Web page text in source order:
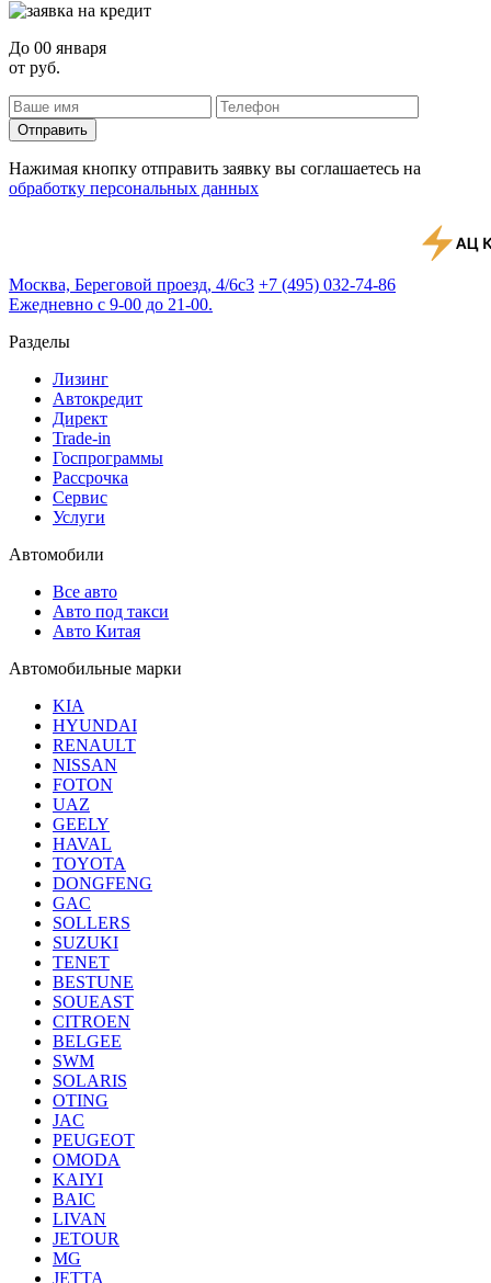
До 00 января
от руб.
Отправить
Нажимая кнопку отправить заявку вы соглашаетесь на
обработку персональных данных
Москва, Береговой проезд, 4/6с3 +7 (495) 032-74-86
Ежедневно с 9-00 до 21-00.
Разделы
Лизинг
Автокредит
Директ
Trade-in
Госпрограммы
Рассрочка
Сервис
Услуги
Автомобили
Все авто
Авто под такси
Авто Китая
Автомобильные марки
KIA
HYUNDAI
RENAULT
NISSAN
FOTON
UAZ
GEELY
HAVAL
TOYOTA
DONGFENG
GAC
SOLLERS
SUZUKI
TENET
BESTUNE
SOUEAST
CITROEN
BELGEE
SWM
SOLARIS
OTING
JAC
PEUGEOT
OMODA
KAIYI
BAIC
LIVAN
JETOUR
MG
JETTA